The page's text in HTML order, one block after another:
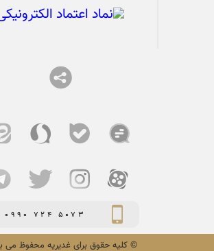
0990 724 5073
© کلیه حقوق برای غدیریه محفوظ می